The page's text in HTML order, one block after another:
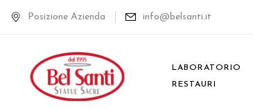
Posizione Azienda info@belsanti.it
LABORATORIO
RESTAURI